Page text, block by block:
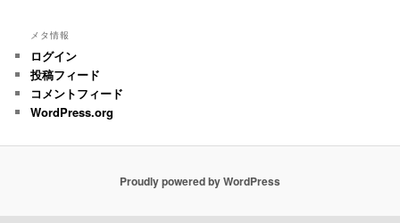
メタ情報
ログイン
投稿フィード
コメントフィード
WordPress.org
Proudly powered by WordPress